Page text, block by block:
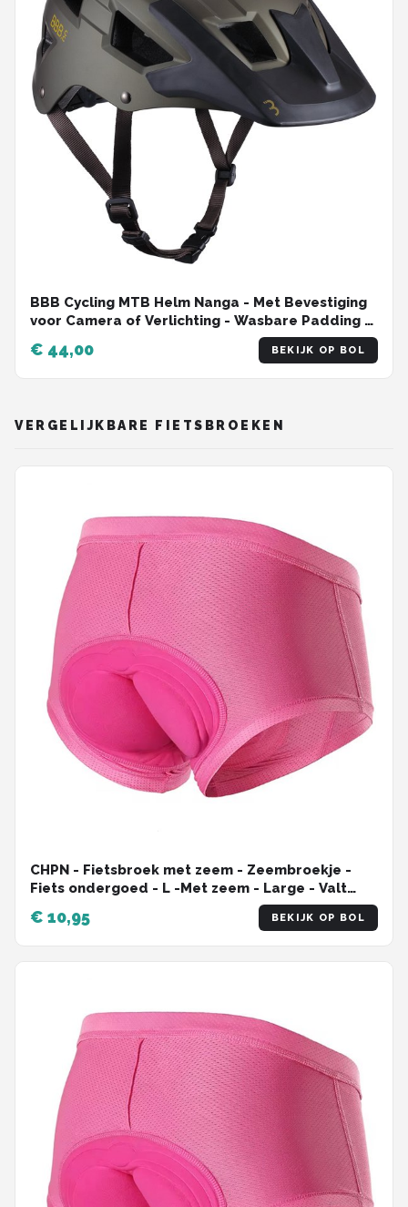
BBB Cycling MTB Helm Nanga - Met Bevestiging
voor Camera of Verlichting - Wasbare Padding -
Fietshelm Volwassenen: Heren & Dames - Mat
Olijf Groen - L - BHE-54
€ 44,00 BEKIJK OP BOL
VERGELIJKBARE FIETSBROEKEN
CHPN - Fietsbroek met zeem - Zeembroekje -
Fiets ondergoed - L -Met zeem - Large - Valt
klein - Unisex - Onderbroek voor fietsen -
Fietsshort - Bilpijn bij fietsen - Roze
€ 10,95 BEKIJK OP BOL